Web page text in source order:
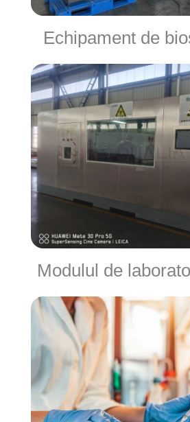
Echipament de
Modulul de